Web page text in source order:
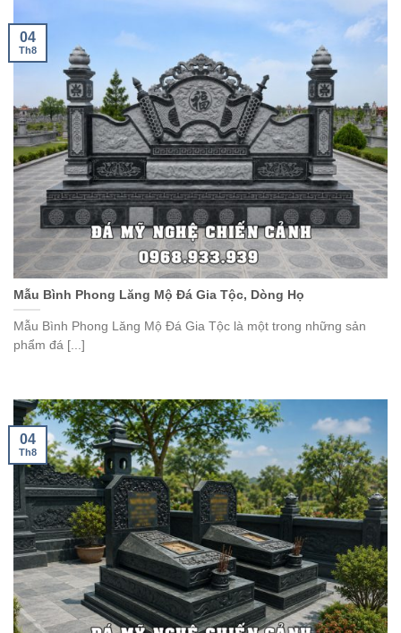
Mẫu Bình Phong Lăng Mộ Đá Gia Tộc, Dòng Họ
Mẫu Bình Phong Lăng Mộ Đá Gia Tộc là một trong những sản
phẩm đá [...]
04
Th8
04
Th8